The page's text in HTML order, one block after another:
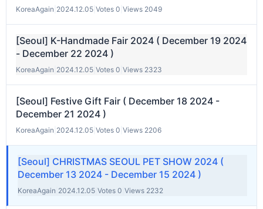
KoreaAgain 2024.12.05 Votes 0 Views 2049
[Seoul] K-Handmade Fair 2024 ( December 19 2024
- December 22 2024 )
KoreaAgain 2024.12.05 Votes 0 Views 2323
[Seoul] Festive Gift Fair ( December 18 2024 -
December 21 2024 )
KoreaAgain 2024.12.05 Votes 0 Views 2206
[Seoul] CHRISTMAS SEOUL PET SHOW 2024 (
December 13 2024 - December 15 2024 )
KoreaAgain 2024.12.05 Votes 0 Views 2232